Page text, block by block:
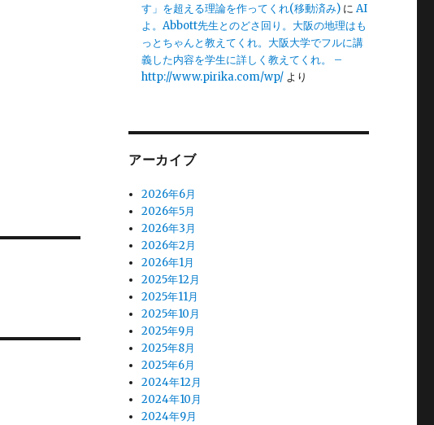
す」を超える理論を作ってくれ(移動済み) にAI
よ。Abbott先生とのどさ回り。大阪の地理はも
っとちゃんと教えてくれ。大阪大学でフルに講
義した内容を学生に詳しく教えてくれ。 –
http://www.pirika.com/wp/ より
アーカイブ
2026年6月
2026年5月
2026年3月
2026年2月
2026年1月
2025年12月
2025年11月
2025年10月
2025年9月
2025年8月
2025年6月
2024年12月
2024年10月
2024年9月